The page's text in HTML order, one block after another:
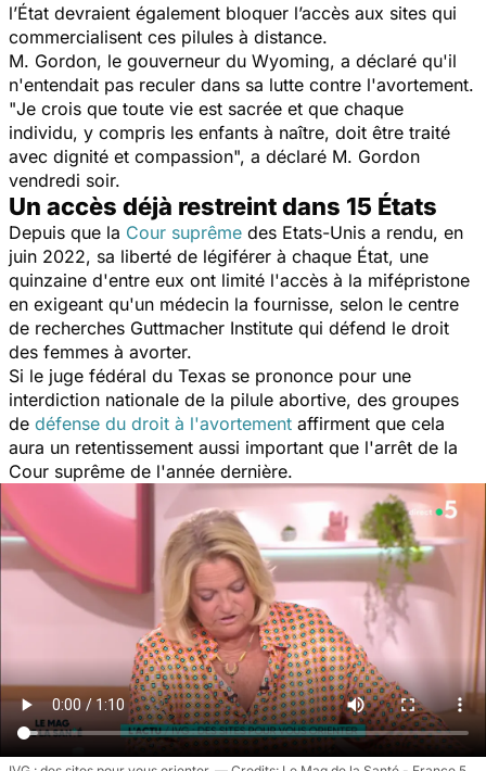
l’État devraient également bloquer l’accès aux sites qui
commercialisent ces pilules à distance.
M. Gordon, le gouverneur du Wyoming, a déclaré qu'il
n'entendait pas reculer dans sa lutte contre l'avortement.
"Je crois que toute vie est sacrée et que chaque
individu, y compris les enfants à naître, doit être traité
avec dignité et compassion", a déclaré M. Gordon
vendredi soir.
Un accès déjà restreint dans 15 États
Depuis que la Cour suprême des Etats-Unis a rendu, en
juin 2022, sa liberté de légiférer à chaque État, une
quinzaine d'entre eux ont limité l'accès à la mifépristone
en exigeant qu'un médecin la fournisse, selon le centre
de recherches Guttmacher Institute qui défend le droit
des femmes à avorter.
Si le juge fédéral du Texas se prononce pour une
interdiction nationale de la pilule abortive, des groupes
de défense du droit à l'avortement affirment que cela
aura un retentissement aussi important que l'arrêt de la
Cour suprême de l'année dernière.